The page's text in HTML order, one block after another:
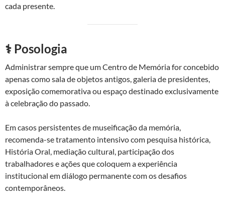
cada presente.
⚕️ Posologia
Administrar sempre que um Centro de Memória for concebido
apenas como sala de objetos antigos, galeria de presidentes,
exposição comemorativa ou espaço destinado exclusivamente
à celebração do passado.
Em casos persistentes de museificação da memória,
recomenda-se tratamento intensivo com pesquisa histórica,
História Oral, mediação cultural, participação dos
trabalhadores e ações que coloquem a experiência
institucional em diálogo permanente com os desafios
contemporâneos.